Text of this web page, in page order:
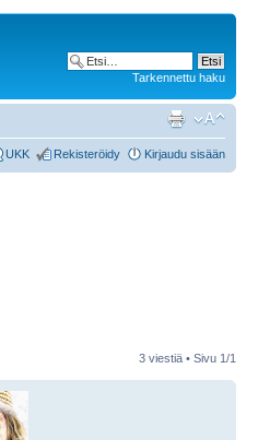
Tarkennettu haku
UKK Rekisteröidy Kirjaudu sisään
3 viestiä • Sivu 1/1